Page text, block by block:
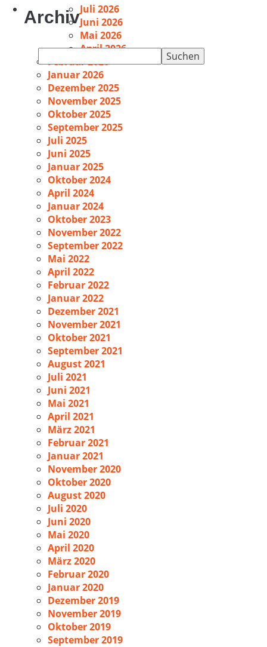
nach:
ArchivJuli 2026
Juni 2026
Mai 2026
April 2026
Februar 2026
Januar 2026
Dezember 2025
November 2025
Oktober 2025
September 2025
Juli 2025
Juni 2025
Januar 2025
Oktober 2024
April 2024
Januar 2024
Oktober 2023
November 2022
September 2022
Mai 2022
April 2022
Februar 2022
Januar 2022
Dezember 2021
November 2021
Oktober 2021
September 2021
August 2021
Juli 2021
Juni 2021
Mai 2021
April 2021
März 2021
Februar 2021
Januar 2021
November 2020
Oktober 2020
August 2020
Juli 2020
Juni 2020
Mai 2020
April 2020
März 2020
Februar 2020
Januar 2020
Dezember 2019
November 2019
Oktober 2019
September 2019